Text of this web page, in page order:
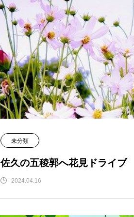
未分類
佐久の五稜郭へ花見ドライブ
2024.04.16